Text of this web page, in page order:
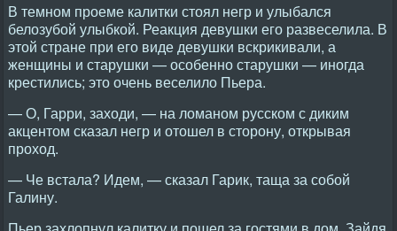
В темном проеме калитки стоял негр и улыбался
белозубой улыбкой. Реакция девушки его развеселила. В
этой стране при его виде девушки вскрикивали, а
женщины и старушки — особенно старушки — иногда
крестились; это очень веселило Пьера.
— О, Гарри, заходи, — на ломаном русском с диким
акцентом сказал негр и отошел в сторону, открывая
проход.
— Че встала? Идем, — сказал Гарик, таща за собой
Галину.